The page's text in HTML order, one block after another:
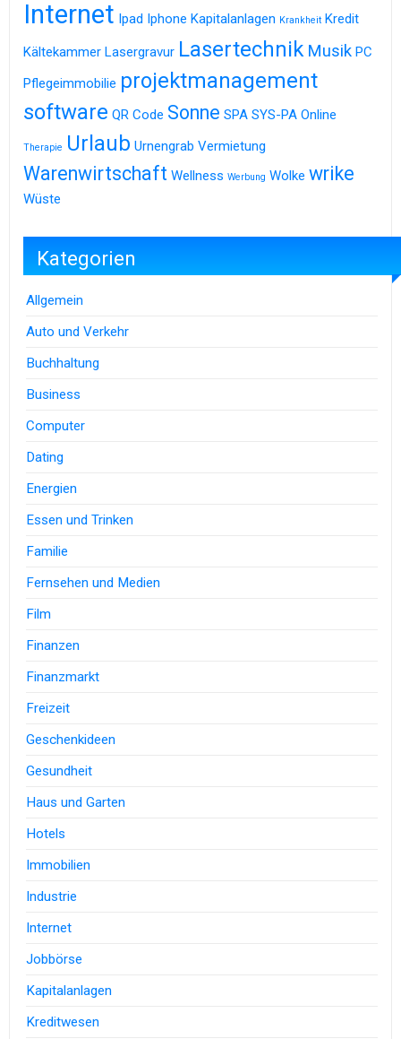
Internet Ipad Iphone Kapitalanlagen Krankheit Kredit
Kältekammer Lasergravur Lasertechnik Musik PC
Pflegeimmobilie projektmanagement
software QR Code Sonne SPA SYS-PA Online
Therapie Urlaub Urnengrab Vermietung
Warenwirtschaft Wellness Werbung Wolke wrike
Wüste
Kategorien
Allgemein
Auto und Verkehr
Buchhaltung
Business
Computer
Dating
Energien
Essen und Trinken
Familie
Fernsehen und Medien
Film
Finanzen
Finanzmarkt
Freizeit
Geschenkideen
Gesundheit
Haus und Garten
Hotels
Immobilien
Industrie
Internet
Jobbörse
Kapitalanlagen
Kreditwesen